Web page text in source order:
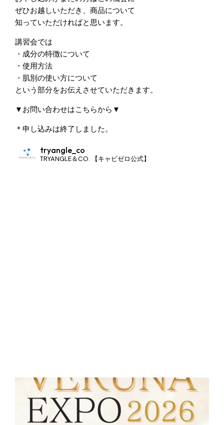
ぜひお越しいただき、商品について
知っていただければと思います。
講習会では
・成分の特徴について
・使用方法
・肌別の使い方について
という部分をお伝えさせていただきます。
▼お問い合わせはこちらから▼
＊申し込みは終了しました。
tryangle_co
TRYANGLE＆CO. 【キャビゼロ公式】